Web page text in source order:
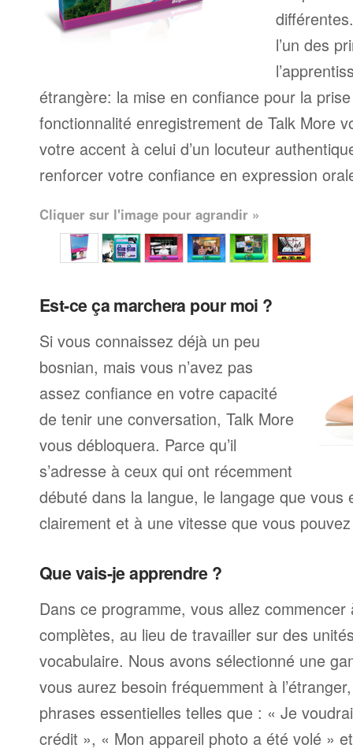
l’un des
étrangère: la mise en confiance pour la
fonctionnalité enregistrement de Talk More
votre accent à celui d’un locuteur
renforcer votre confiance en expression
Cliquer sur l'image pour agrandir »
Est-ce ça marchera pour moi ?
Si vous connaissez déjà un peu
bosnian, mais vous n’avez pas
assez confiance en votre capacité
de tenir une conversation, Talk More
vous débloquera. Parce qu’il
s’adresse à ceux qui ont récemment
débuté dans la langue, le langage que vous
clairement et à une vitesse que vous
Que vais-je apprendre ?
Dans ce programme, vous allez
complètes, au lieu de travailler sur des
vocabulaire. Nous avons sélectionné une
vous aurez besoin fréquemment à
phrases essentielles telles que : « Je
crédit », « Mon appareil photo a été volé »